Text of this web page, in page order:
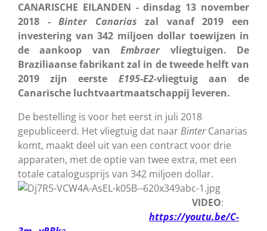
CANARISCHE EILANDEN - dinsdag 13 november
2018 - Binter Canarias zal vanaf 2019 een
investering van 342 miljoen dollar toewijzen in
de aankoop vanEmbraer vliegtuigen. De
Braziliaanse fabrikant zal in de tweede helft van
2019 zijn eerste E195-E2-vliegtuig aan de
Canarische luchtvaartmaatschappij leveren.
De bestelling is voor het eerst in juli 2018
gepubliceerd. Het vliegtuig dat naarBinterCanarias
komt, maakt deel uit van een contract voor drie
apparaten, met de optie van twee extra, met een
totale catalogusprijs van 342 miljoen dollar.
VIDEO:
https://youtu.be/C-